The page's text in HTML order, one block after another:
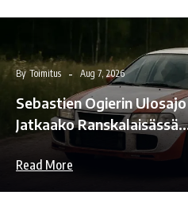
By Toimitus Aug 7, 2026
Sebastien Ogierin
Jatkaako
Read More